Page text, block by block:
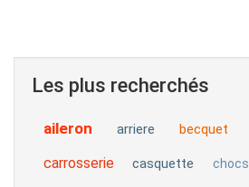
Les plus recherchés
aileron arriere becquet
carrosserie casquette chocs